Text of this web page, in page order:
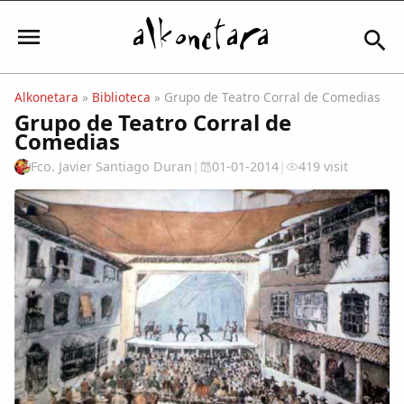
Iniciar sesión
Mi Cuenta
El Tiempo
Actualidad
Comunidad
Alkonetara » Biblioteca » Grupo de Teatro Corral de Comedias
Grupo de Teatro Corral de
Comedias
Fco. Javier Santiago Duran | 01-01-2014| 419 visit